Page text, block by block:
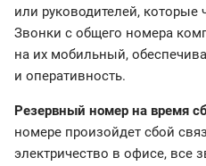
или руководителей, которые
Звонки с общего номера
на их мобильный,
и оперативность.
Резервный номер на время
номере произойдет сбой
электричество в офисе, все